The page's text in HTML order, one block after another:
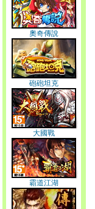
奧奇傳說
砲砲坦克
大國戰
霸道江湖